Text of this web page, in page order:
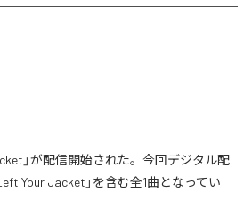
」が配信開始された。今回デジタル配
Your Jacket」を含む全1曲となってい